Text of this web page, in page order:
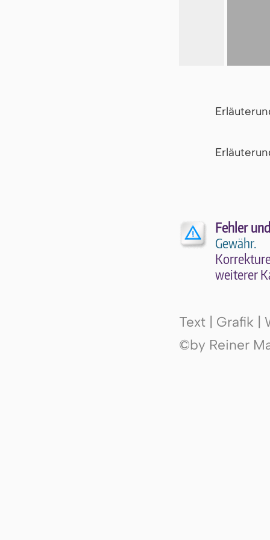
Fehler
Gewähr.
wei­te­rer
Text | Grafik |
©by Reiner